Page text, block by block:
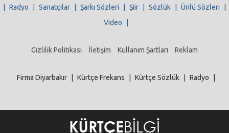
Radyo Sanatçılar Şarkı Sözleri Şiir Sözlük Ünlü Sözleri
Video
Gizlilik Politikası İletişim Kullanım Şartları Reklam
Firma Diyarbakır Kürtçe Frekans Kürtçe Sözlük Radyo